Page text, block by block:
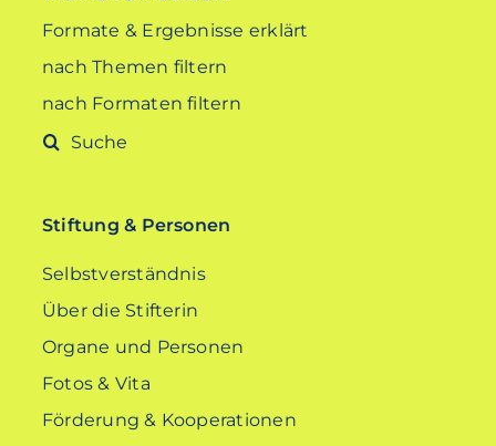
Formate & Ergebnisse erklärt
nach Themen filtern
nach Formaten filtern
Suche
Stiftung & Personen
Selbstverständnis
Über die Stifterin
Organe und Personen
Fotos & Vita
Förderung & Kooperationen